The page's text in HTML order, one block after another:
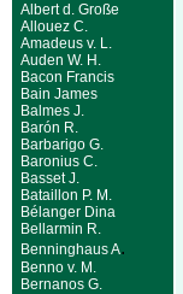
Albert d. Große
Allouez C.
Amadeus v. L.
Auden W. H.
Bacon Francis
Bain James
Balmes J.
Barón R.
Barbarigo G.
Baronius C.
Basset J.
Bataillon P. M.
Bélanger Dina
Bellarmin R.
Benninghaus A.
Benno v. M.
Bernanos G.